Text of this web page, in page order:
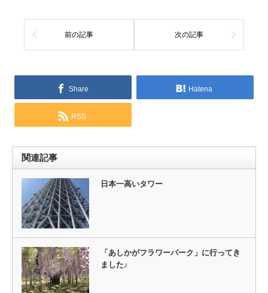
前の記事 次の記事
Share Hatena
RSS
関連記事
日本一高いタワー
「あしかがフラワーパーク」に行ってき
ました♪